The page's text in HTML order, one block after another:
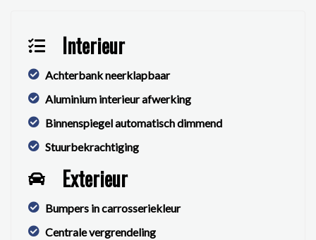
Interieur
Achterbank neerklapbaar
Aluminium interieur afwerking
Binnenspiegel automatisch dimmend
Stuurbekrachtiging
Exterieur
Bumpers in carrosseriekleur
Centrale vergrendeling